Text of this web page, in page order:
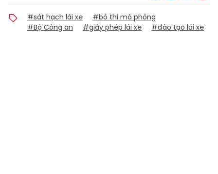
#sát hạch lái xe
#bỏ thi mô phỏng
#Bộ Công an
#giấy phép lái xe #đào tạo lái xe